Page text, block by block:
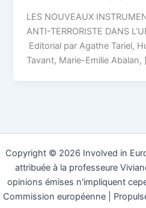
LES NOUVEAUX
ANTI-TERRORISTE DANS
Editorial par Agathe Tariel,
Tavant, Marie-Emilie
Copyright © 2026 Involved in
attribuée à la professeure
opinions émises n'impliquent
Commission européenne |